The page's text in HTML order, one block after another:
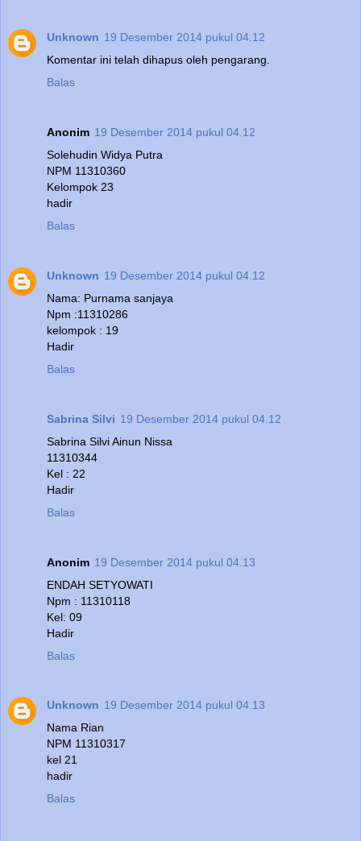
Unknown 19 Desember 2014 pukul 04.12
Komentar ini telah dihapus oleh pengarang.
Balas
Anonim 19 Desember 2014 pukul 04.12
Solehudin Widya Putra
NPM 11310360
Kelompok 23
hadir
Balas
Unknown 19 Desember 2014 pukul 04.12
Nama: Purnama sanjaya
Npm :11310286
kelompok : 19
Hadir
Balas
Sabrina Silvi 19 Desember 2014 pukul 04.12
Sabrina Silvi Ainun Nissa
11310344
Kel : 22
Hadir
Balas
Anonim 19 Desember 2014 pukul 04.13
ENDAH SETYOWATI
Npm : 11310118
Kel: 09
Hadir
Balas
Unknown 19 Desember 2014 pukul 04.13
Nama Rian
NPM 11310317
kel 21
hadir
Balas